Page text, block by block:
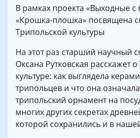
В рамках проекта «Выходные с
«Крошка-плошка» посвящена
Трипольской культуры
На этот раз старший научный
Оксана Рутковская расскажет
культуре: как выглядела
трипольцев и что она
трипольский орнамент на
многих других секретах
которой сохранились и в